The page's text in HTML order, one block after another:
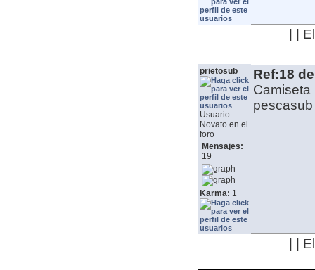
| |
prietosub
Usuario
Novato en el
foro
Mensajes:
19
Karma: 1
Ref:18
Camiseta
| |